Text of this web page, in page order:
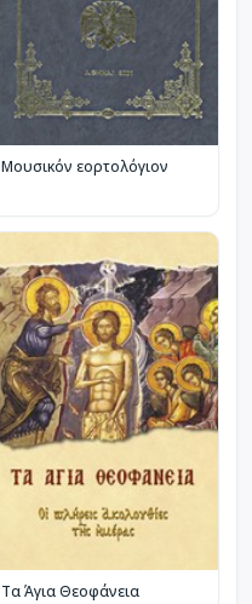
Μουσικόν εορτολόγιον
Τα Άγια Θεοφάνεια